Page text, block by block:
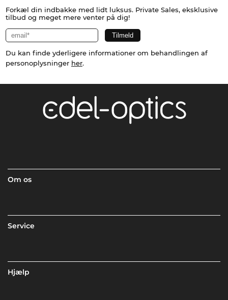
Forkæl din indbakke med lidt luksus. Private Sales, eksklusive
tilbud og meget mere venter på dig!
Du kan finde yderligere informationer om behandlingen af
personoplysninger her.
Om os
Service
Hjælp